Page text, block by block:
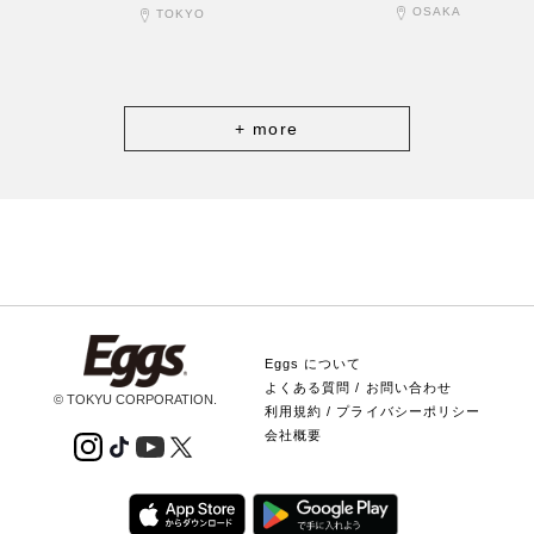
TOKYO OSAKA
+ more
© TOKYU CORPORATION.
Eggs について
よくある質問 / お問い合わせ
利用規約 / プライバシーポリシー
会社概要